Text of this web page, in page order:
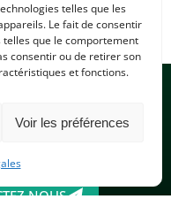
telles que les
Le fait de consentir
que le comportement
consentir ou de retirer son
et fonctions.
Voir les préférences